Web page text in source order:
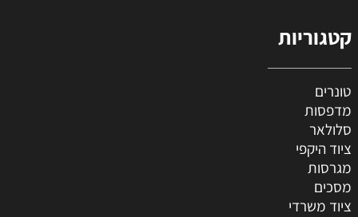
קטגוריות
טונרים
מדפסות
סלולאר
ציוד היקפי
מגרסות
מסכים
ציוד משרדי